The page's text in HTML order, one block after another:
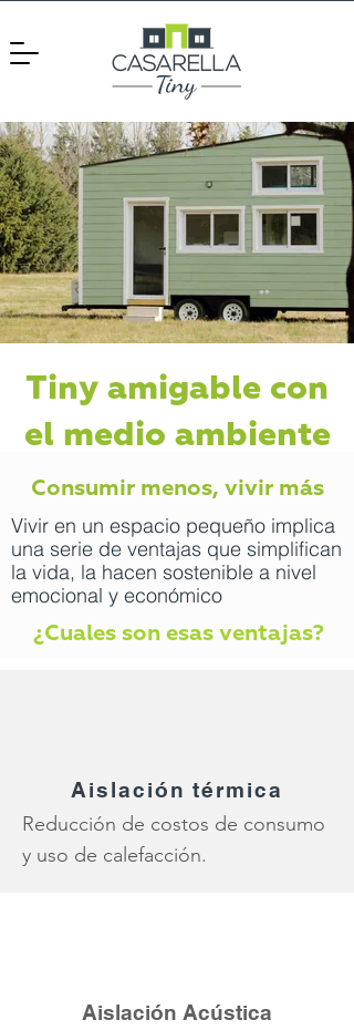
Consumir menos, vivir más
Vivir en un espacio pequeño implica
una serie de ventajas que simplifican
la vida, la hacen sostenible a nivel
emocional y económico
¿Cuales son esas ventajas?
Tiny amigable con
el medio ambiente
Aislación térmica
Reducción de costos de consumo
y uso de calefacción.
Aislación Acústica